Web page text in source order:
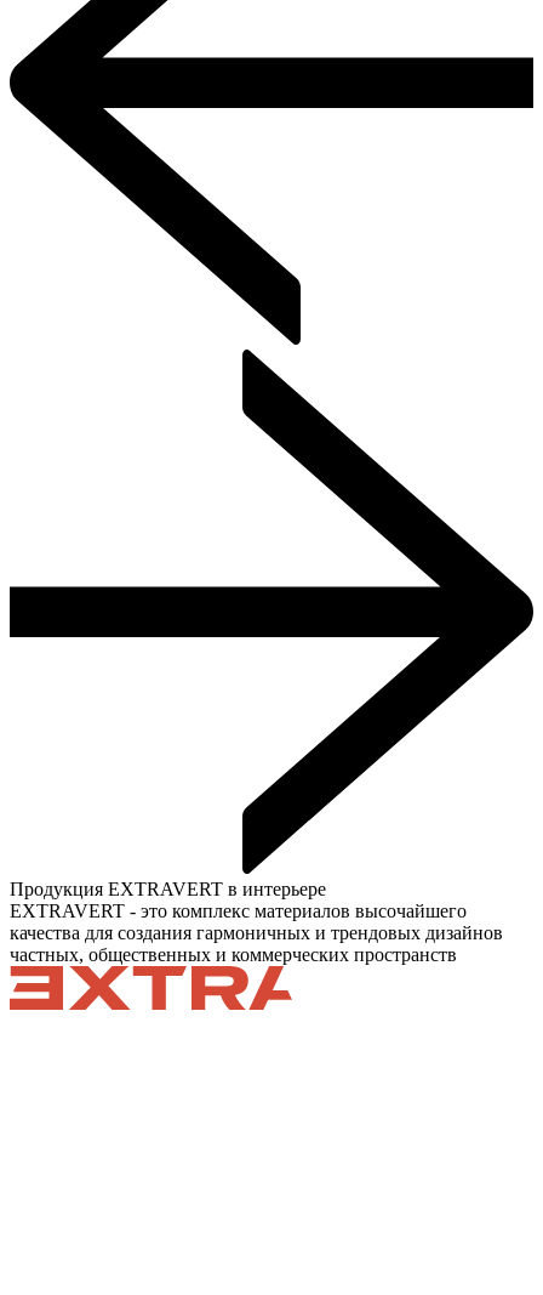
Продукция EXTRAVERT в интерьере
EXTRAVERT - это комплекс материалов высочайшего
качества для создания гармоничных и трендовых дизайнов
частных, общественных и коммерческих пространств